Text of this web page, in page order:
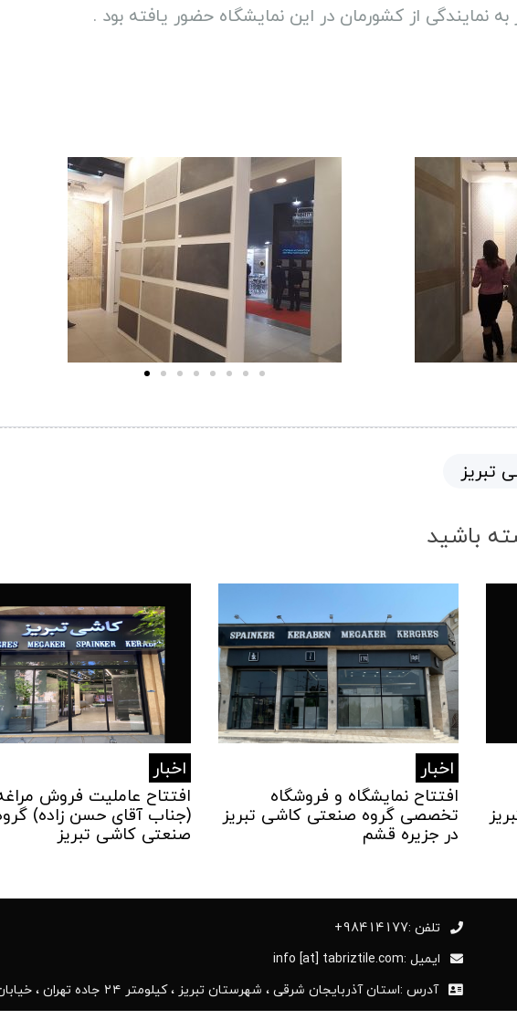
نمایندگی از کشورمان در این نمایشگاه حضور یافته بود .
تبریز
باشید
اخبار
افتتاح نمایشگاه و فروشگاه
تخصصی گروه صنعتی کاشی تبریز
در جزیره قشم
اخبار
افتتاح عاملیت فروش
(جناب آقای حسن زاده)
صنعتی کاشی تبریز
تلفن :98414177+
ایمیل :info [at] tabriztile.com
آدرس :استان آذربایجان ‌شرقی ، شهرستان تبریز ، کیلومتر ۲۴ جاده تهران ، خیابان کاشی تبریز ، کارخانه گروه صنعتی کاشی تبریز